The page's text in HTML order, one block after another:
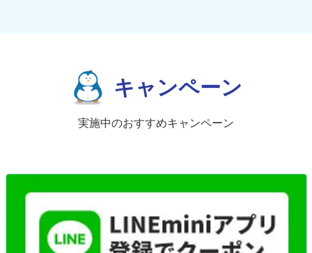
キャンペーン
実施中のおすすめキャンペーン